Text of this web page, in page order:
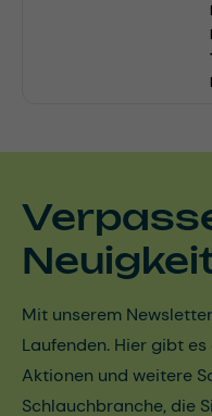
Mit unserem
Laufenden. Hier gibt
Aktionen und weitere
Schlauchbranche, die